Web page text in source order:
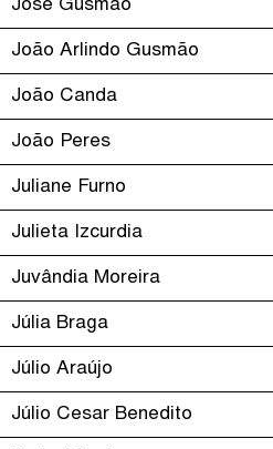
José Gusmão
João Arlindo Gusmão
João Canda
João Peres
Juliane Furno
Julieta Izcurdia
Juvândia Moreira
Júlia Braga
Júlio Araújo
Júlio Cesar Benedito